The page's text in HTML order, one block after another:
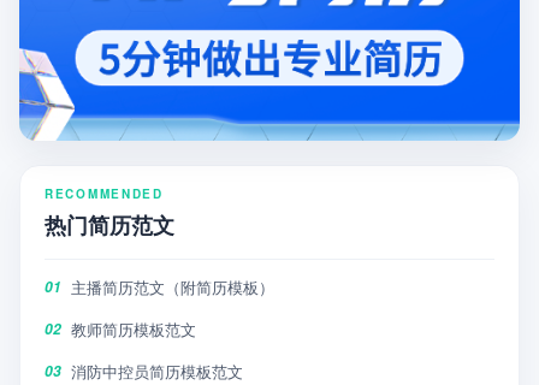
RECOMMENDED
热门简历范文
01 主播简历范文（附简历模板）
02 教师简历模板范文
03 消防中控员简历模板范文